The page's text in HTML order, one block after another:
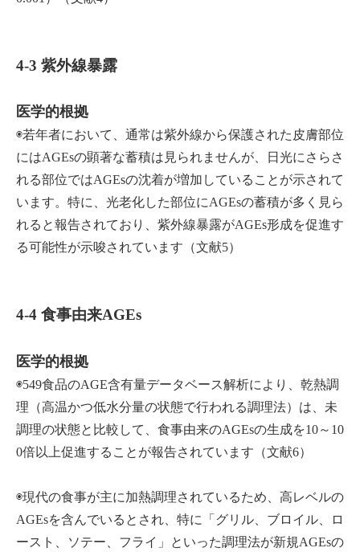
4-3 紫外線暴露
医学的根拠
◉若年者において、通常は紫外線から保護された皮膚部位
にはAGEsの顕著な蓄積は見られませんが、日光にさらさ
れる部位ではAGEsの沈着が増加していることが示されて
います。特に、光老化した部位にAGEsの蓄積が多く見ら
れると報告されており、紫外線暴露がAGEs形成を促進す
る可能性が示唆されています（文献5）
4-4 食事由来AGEs
医学的根拠
◉549食品のAGE含有量データベース解析により、乾熱調
理（高温かつ低水分量の状態で行われる調理法）は、未
調理の状態と比較して、食事由来のAGEsの生成を10～10
0倍以上促進することが報告されています（文献6）
◉現代の食事が主に加熱調理されているため、高レベルの
AGEsを含んでいるとされ、特に「グリル、ブロイル、ロ
ースト、ソテー、フライ」といった調理法が新規AGEsの